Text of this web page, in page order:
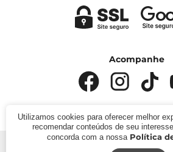
Acompanhe
Utilizamos cookies para oferecer melhor
recomendar conteúdos de seu
concorda com a nossa Política